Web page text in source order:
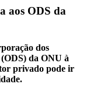
aos ODS da
dos
da ONU à
privado pode ir